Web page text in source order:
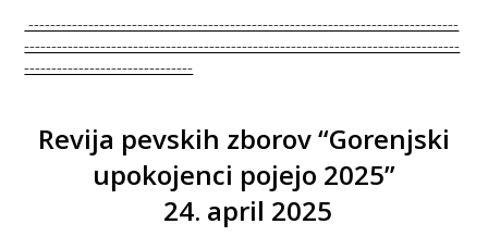
-------------------------------------------------------------------------------
--------------------------------------------------------------------------------
-------------------------------
Revija pevskih zborov “Gorenjski
upokojenci pojejo 2025”
24. april 2025